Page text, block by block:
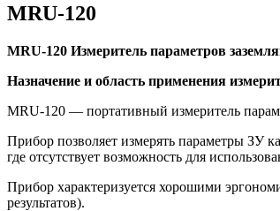
MRU-120
MRU-120 Измеритель параметров
Назначение и область применения
MRU-120 — портативный измеритель
Прибор позволяет измерять параметры ЗУ
где отсутствует возможность для
Прибор характеризуется хорошими
результатов).